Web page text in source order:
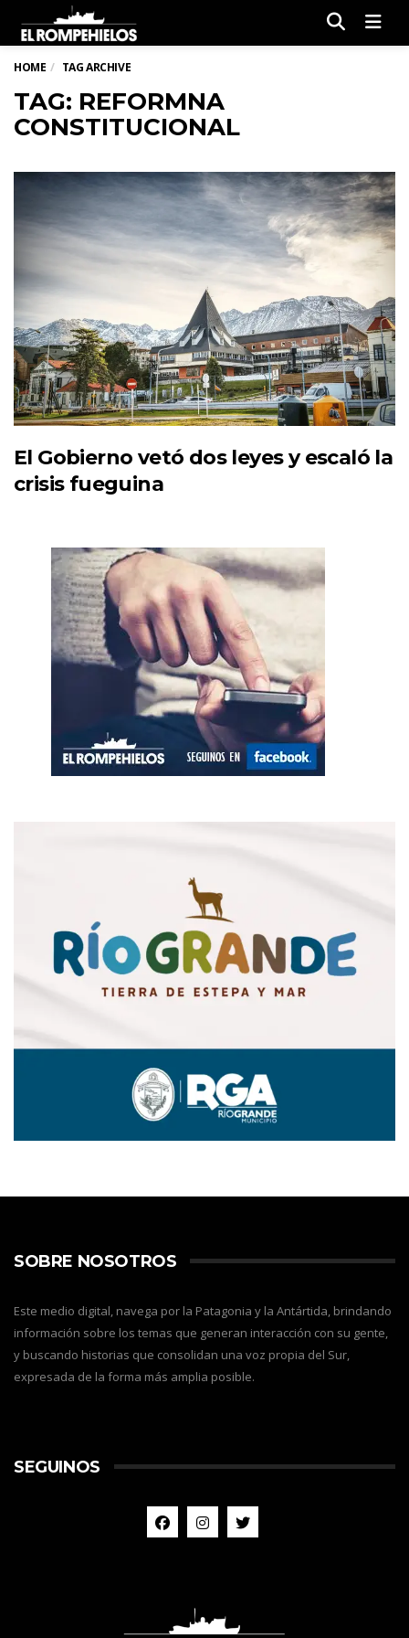
HOME TAG ARCHIVE
TAG: REFORMNA
CONSTITUCIONAL
El Gobierno vetó dos leyes y escaló la
crisis fueguina
SOBRE NOSOTROS
Este medio digital, navega por la Patagonia y la Antártida, brindando
información sobre los temas que generan interacción con su gente,
y buscando historias que consolidan una voz propia del Sur,
expresada de la forma más amplia posible.
SEGUINOS